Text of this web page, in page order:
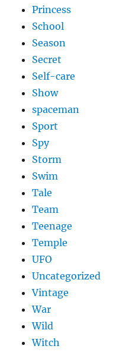
Princess
School
Season
Secret
Self-care
Show
spaceman
Sport
Spy
Storm
Swim
Tale
Team
Teenage
Temple
UFO
Uncategorized
Vintage
War
Wild
Witch